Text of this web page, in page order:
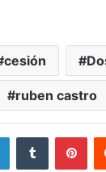
cesión
ruben castro